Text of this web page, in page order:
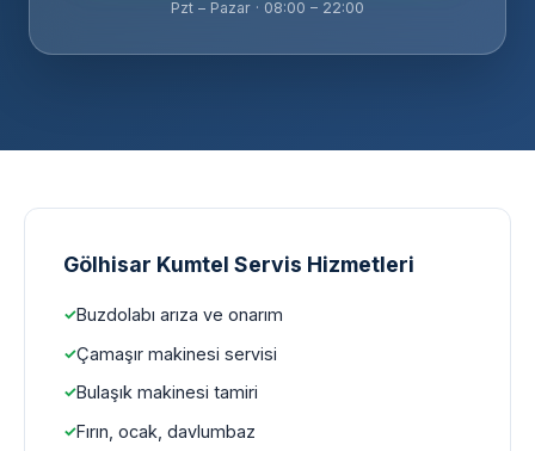
Pzt – Pazar · 08:00 – 22:00
Gölhisar Kumtel Servis Hizmetleri
Buzdolabı arıza ve onarım
Çamaşır makinesi servisi
Bulaşık makinesi tamiri
Fırın, ocak, davlumbaz